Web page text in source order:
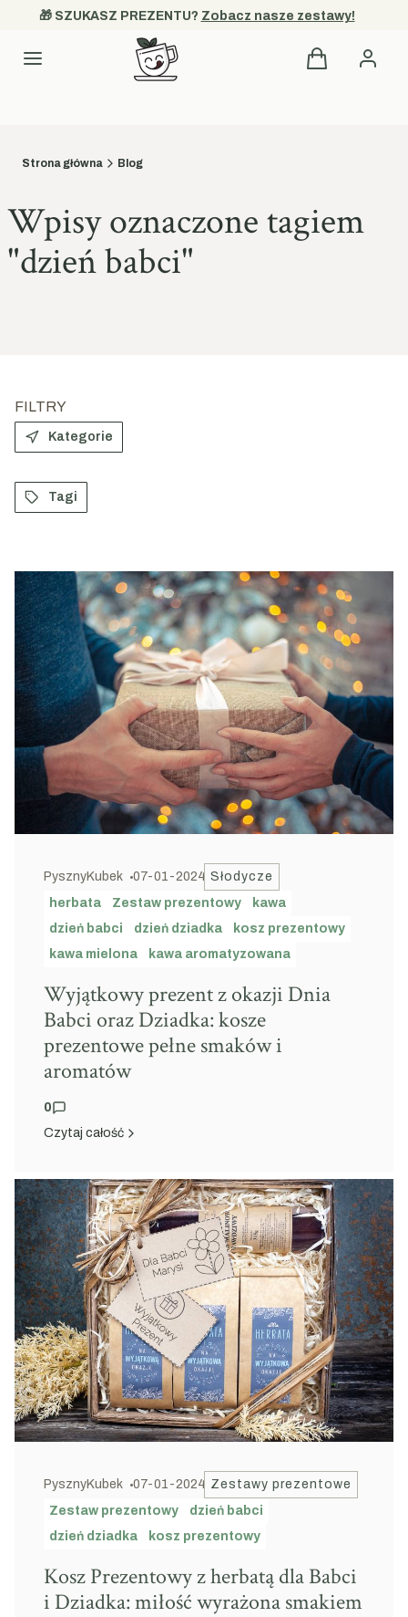
🎁 SZUKASZ PREZENTU? Zobacz nasze zestawy!
Kategorie Produkty w
Strona główna Blog
Wpisy oznaczone tagiem
"dzień babci"
FILTRY
Kategorie
Tagi
PysznyKubek 07-01-2024 Słodycze
herbata
Zestaw prezentowy
kawa
dzień babci
dzień dziadka
kosz prezentowy
kawa mielona
kawa aromatyzowana
Wyjątkowy prezent z okazji Dnia
Babci oraz Dziadka: kosze
prezentowe pełne smaków i
aromatów
0
Czytaj całość
PysznyKubek 07-01-2024 Zestawy prezentowe
Zestaw prezentowy
dzień babci
dzień dziadka
kosz prezentowy
Kosz Prezentowy z herbatą dla Babci
i Dziadka: miłość wyrażona smakiem